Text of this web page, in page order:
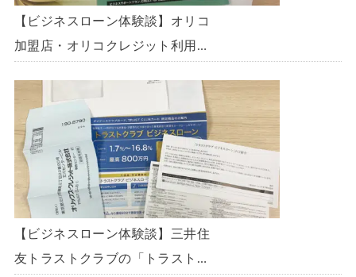
【ビジネスローン体験談】オリコ
加盟店・オリコクレジット利用中
「オリコビジネスサポートプラ
ン」を使う方法がないか、問い合
わせてみた。
【ビジネスローン体験談】三井住
友トラストクラブの「トラストク